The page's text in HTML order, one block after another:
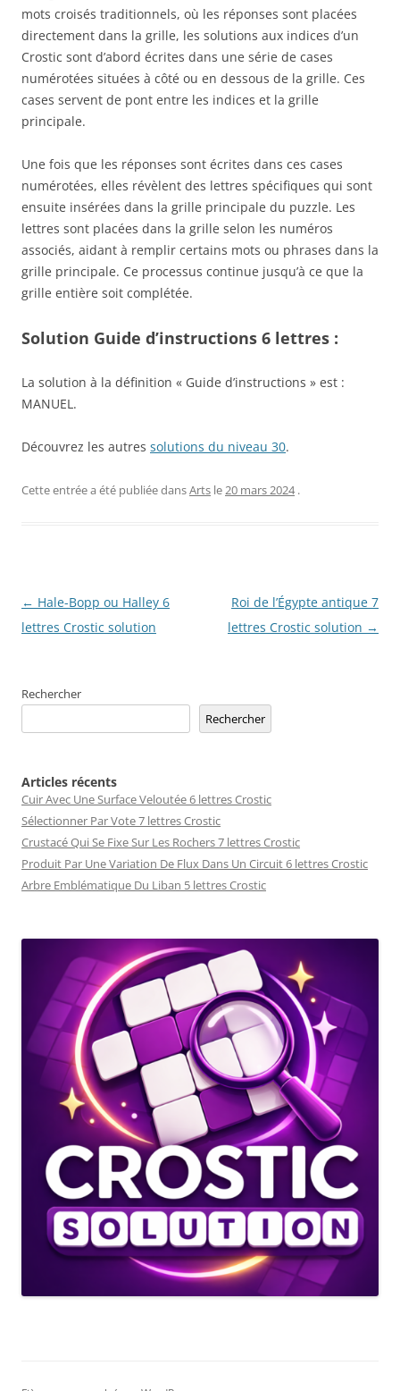
mots croisés traditionnels, où les réponses sont placées
directement dans la grille, les solutions aux indices d’un
Crostic sont d’abord écrites dans une série de cases
numérotées situées à côté ou en dessous de la grille. Ces
cases servent de pont entre les indices et la grille
principale.
Une fois que les réponses sont écrites dans ces cases
numérotées, elles révèlent des lettres spécifiques qui sont
ensuite insérées dans la grille principale du puzzle. Les
lettres sont placées dans la grille selon les numéros
associés, aidant à remplir certains mots ou phrases dans la
grille principale. Ce processus continue jusqu’à ce que la
grille entière soit complétée.
Solution Guide d’instructions 6 lettres :
La solution à la définition « Guide d’instructions » est :
MANUEL.
Découvrez les autres solutions du niveau 30.
Cette entrée a été publiée dansArts le20 mars 2024 .
Navigation
des
← Hale-Bopp ou Halley 6
lettres Crostic solution
Roi de l’Égypte antique 7
lettres Crostic solution →
Rechercher
Rechercher
Articles récents
Cuir Avec Une Surface Veloutée 6 lettres Crostic
Sélectionner Par Vote 7 lettres Crostic
Crustacé Qui Se Fixe Sur Les Rochers 7 lettres Crostic
Produit Par Une Variation De Flux Dans Un Circuit 6 lettres Crostic
Arbre Emblématique Du Liban 5 lettres Crostic